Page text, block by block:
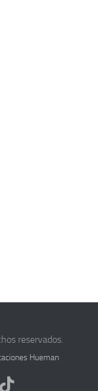
reservados.
Hueman